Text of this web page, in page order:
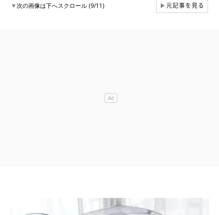
▼次の画像は下へスクロール (9/11) ▶元記事を見る